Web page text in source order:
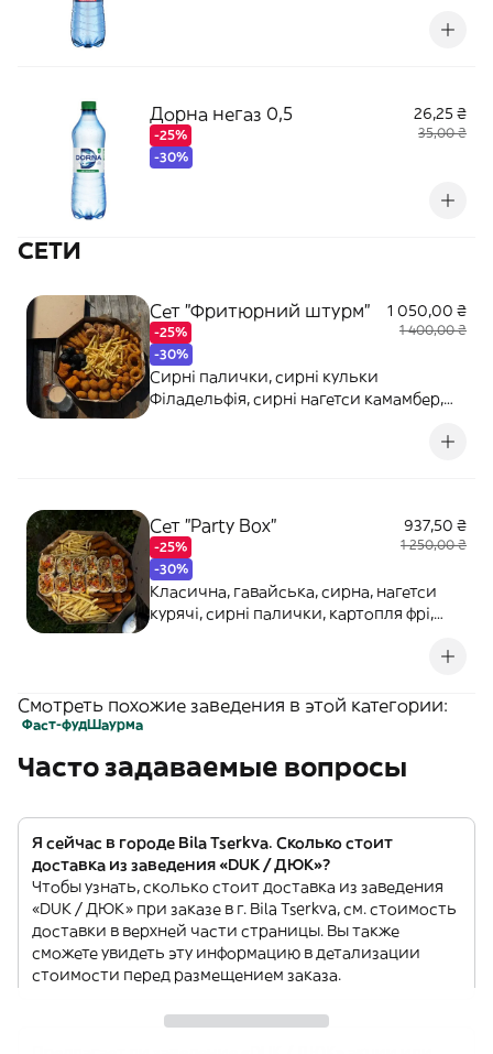
Дорна негаз 0,5
-25%
-30%
26,25 ₴
35,00 ₴
СЕТИ
Сет "Фритюрний штурм"
-25%
-30%
1 050,00 ₴
1 400,00 ₴
Сирні палички, сирні кульки
Філадельфія, сирні нагетси камамбер,
Сет "Party Box"
-25%
-30%
937,50 ₴
1 250,00 ₴
Класична, гавайська, сирна, нагетси
курячі, сирні палички, картопля фрі,
Смотреть похожие заведения в этой категории:
Фаст-фудШаурма
Часто задаваемые вопросы
Я сейчас в городе Bila Tserkva. Сколько стоит
доставка из заведения «DUK / ДЮК»?
Чтобы узнать, сколько стоит доставка из заведения
«DUK / ДЮК» при заказе в г. Bila Tserkva, см. стоимость
доставки в верхней части страницы. Вы также
сможете увидеть эту информацию в детализации
стоимости перед размещением заказа.